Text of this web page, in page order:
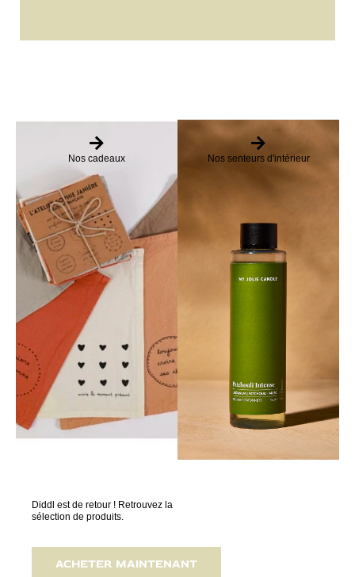
Nos cadeaux Nos senteurs d'intérieur
Diddl est de retour ! Retrouvez la
sélection de produits.
ACHETER MAINTENANT